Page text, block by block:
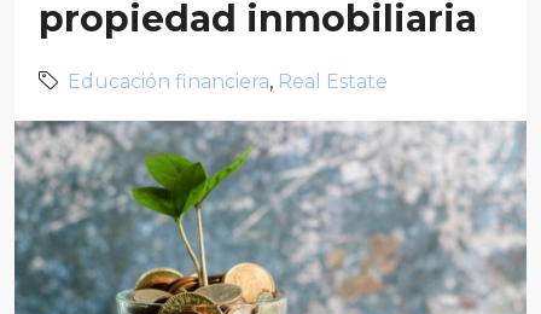
propiedad inmobiliaria
Educación financiera, Real Estate